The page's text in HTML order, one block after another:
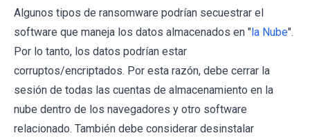
Algunos tipos de ransomware podrían secuestrar el
software que maneja los datos almacenados en "la Nube".
Por lo tanto, los datos podrían estar
corruptos/encriptados. Por esta razón, debe cerrar la
sesión de todas las cuentas de almacenamiento en la
nube dentro de los navegadores y otro software
relacionado. También debe considerar desinstalar